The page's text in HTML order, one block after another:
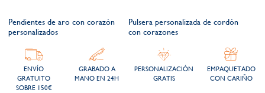
Pendientes de aro con corazón
personalizados
Pulsera personalizada de cordón
con corazones
ENVÍO
GRATUITO
SOBRE 150€
GRABADO A
MANO EN 24H
PERSONALIZACIÓN
GRATIS
EMPAQUETADO
CON CARIÑO